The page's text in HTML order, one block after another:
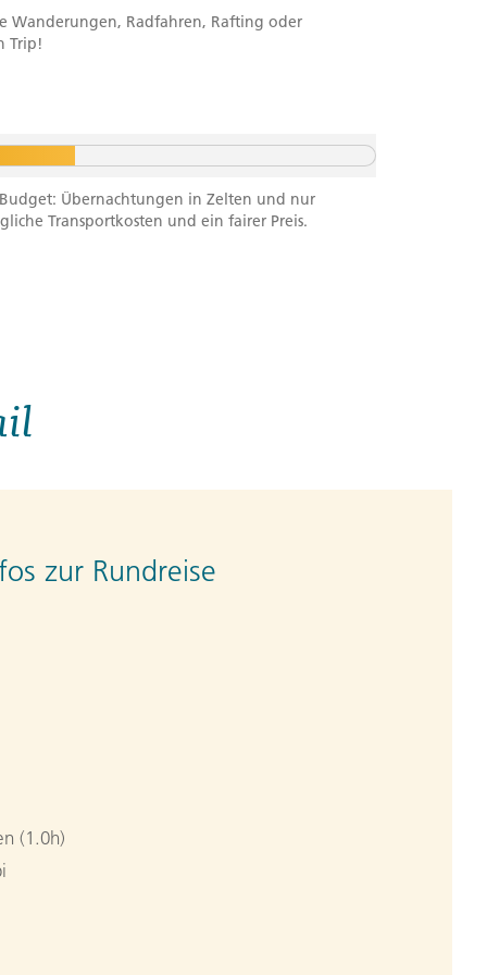
Wanderungen, Radfahren, Rafting oder
Trip!
Übernachtungen in Zelten und nur
Transportkosten und ein fairer Preis.
zur Rundreise
(1.0h)